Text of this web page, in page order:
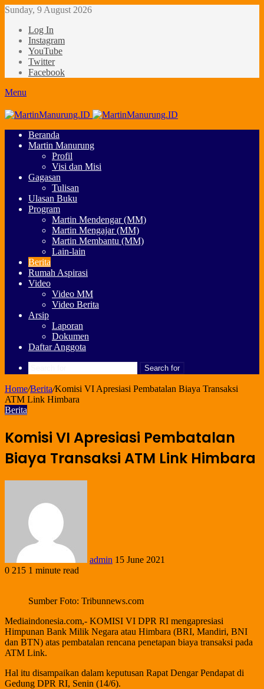
Sunday, 9 August 2026
Log In
Instagram
YouTube
Twitter
Facebook
Menu
Beranda
Martin Manurung
Profil
Visi dan Misi
Gagasan
Tulisan
Ulasan Buku
Program
Martin Mendengar (MM)
Martin Mengajar (MM)
Martin Membantu (MM)
Lain-lain
Berita
Rumah Aspirasi
Video
Video MM
Video Berita
Arsip
Laporan
Dokumen
Daftar Anggota
Search for
Home/Berita/Komisi VI Apresiasi Pembatalan Biaya Transaksi
ATM Link Himbara
Berita
Komisi VI Apresiasi Pembatalan
Biaya Transaksi ATM Link Himbara
admin 15 June 2021
0 215 1 minute read
Sumber Foto: Tribunnews.com
Mediaindonesia.com,- KOMISI VI DPR RI mengapresiasi
Himpunan Bank Milik Negara atau Himbara (BRI, Mandiri, BNI
dan BTN) atas pembatalan rencana penetapan biaya transaksi pada
ATM Link.
Hal itu disampaikan dalam keputusan Rapat Dengar Pendapat di
Gedung DPR RI, Senin (14/6).